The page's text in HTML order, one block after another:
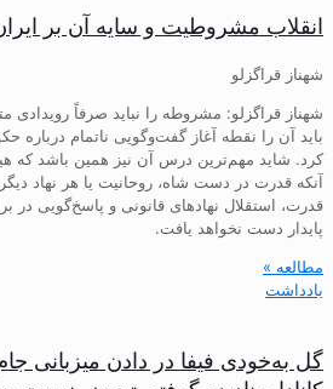
انقلاب مشروطیت و سایه آن بر
شهناز قراگزلو
شهناز قراگزلو: مشروطه را نباید صرفاً رویدادی
باید آن را نقطه آغاز گفت‌وگویی ناتمام درباره
کرد. شاید مهم‌ترین درس آن نیز همین باشد که
آنکه قدرت در دست شاه، روحانیت یا هر نهاد
قدرت، استقلال نهادهای قانونی و پاسخ‌گویی در
پایدار دست نخواهد یافت.
مطالعه »
یادداشت
گل به‌خودی فیفا در دادن میزبانی